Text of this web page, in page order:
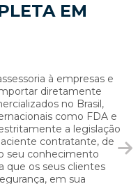
EM
à empresas e
diretamente
no Brasil,
como FDA e
a legislação
contratante, de
seu conhecimento
que os seus clientes
em sua